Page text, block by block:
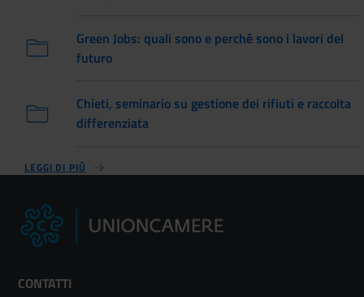
Green Jobs: quali sono e perché sono i lavori del
futuro
Chieti, seminario su gestione dei rifiuti e raccolta
differenziata
LEGGI DI PIÙ
CONTATTI